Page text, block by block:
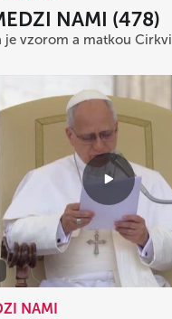
NAMI (478)
je vzorom a matkou Cirkvi
NAMI